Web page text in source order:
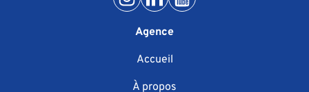
Agence
Accueil
À propos